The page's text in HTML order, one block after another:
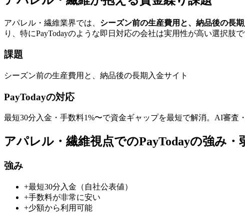
アパレル・繊維業界では、 シーズン前の生産費用と、納品後の長
り、特にPayTodayのような即日対応の会社は実用性が高い選択肢で
課題
シーズン前の生産費用と、納品後の長期入金サイト
PayTodayの対応
最短30分 入金・手数料1%〜で資金ギャップを最短で解消。 AI審査
アパレル・繊維視点でのPayTodayの強み・
強み
+最短30分入金（自社公表値）
+手数料が非常に安い
+少額から利用可能